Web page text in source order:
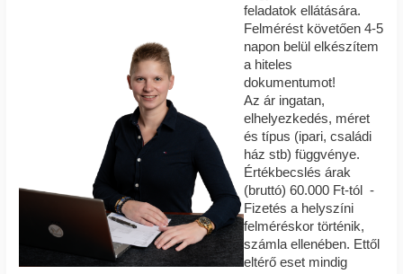
feladatok ellátására.
Felmérést követően 4-5
napon belül elkészítem
a hiteles
dokumentumot!
Az ár ingatan,
elhelyezkedés, méret
és típus (ipari, családi
ház stb) függvénye.
Értékbecslés árak
(bruttó) 60.000 Ft-tól -
Fizetés a helyszíni
felméréskor történik,
számla ellenében. Ettől
eltérő eset mindig